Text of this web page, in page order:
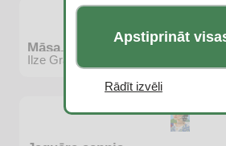
Māsa, brālis
Ilze Graudiņa
Apstiprināt
Rādīt izvēli